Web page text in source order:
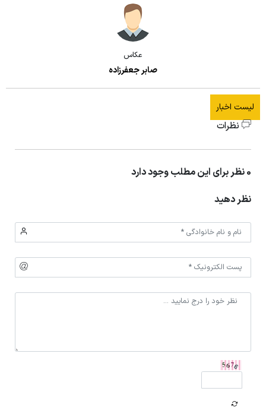
عکاس
صابر جعفرزاده
لیست اخبار
نظرات
0 نظر برای این مطلب وجود دارد
نظر دهید